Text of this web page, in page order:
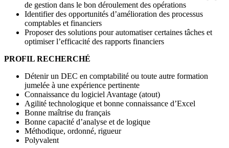
de gestion dans le bon déroulement des opérations
Identifier des opportunités d’amélioration des processus
comptables et financiers
Proposer des solutions pour automatiser certaines tâches et
optimiser l’efficacité des rapports financiers
PROFIL RECHERCHÉ
Détenir un DEC en comptabilité ou toute autre formation
jumelée à une expérience pertinente
Connaissance du logiciel Avantage (atout)
Agilité technologique et bonne connaissance d’Excel
Bonne maîtrise du français
Bonne capacité d’analyse et de logique
Méthodique, ordonné, rigueur
Polyvalent